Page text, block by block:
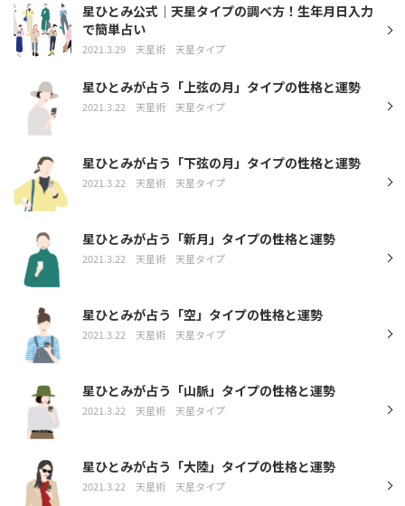
星ひとみ公式｜天星タイプの調べ方！生年月日入力
で簡単占い
2021.3.29 天星術 天星タイプ
星ひとみが占う「上弦の月」タイプの性格と運勢
2021.3.22 天星術 天星タイプ
星ひとみが占う「下弦の月」タイプの性格と運勢
2021.3.22 天星術 天星タイプ
星ひとみが占う「新月」タイプの性格と運勢
2021.3.22 天星術 天星タイプ
星ひとみが占う「空」タイプの性格と運勢
2021.3.22 天星術 天星タイプ
星ひとみが占う「山脈」タイプの性格と運勢
2021.3.22 天星術 天星タイプ
星ひとみが占う「大陸」タイプの性格と運勢
2021.3.22 天星術 天星タイプ